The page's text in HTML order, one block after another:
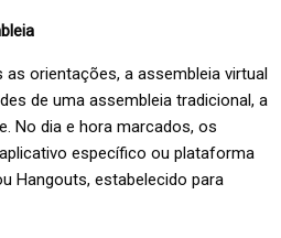
orientações, a assembleia virtual
de uma assembleia tradicional, a
No dia e hora marcados, os
específico ou plataforma
Hangouts, estabelecido para